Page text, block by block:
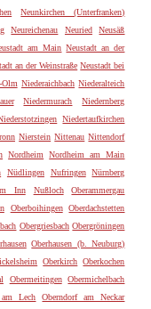
Neunkirchen (Unterfranken)
Neureichenau Neuried
Neusäß
am Main Neustadt an der
an der Weinstraße Neustadt bei
Olm Niederaichbach Niederalteich
Niedermurach
Niedernberg
Niedertaufkirchen
Nierstein Nittenau Nittendorf
Nordheim
Nordheim am Main
Nüdlingen Nufringen
Nürnberg
Inn Nußloch
Oberammergau
Oberboihingen
Oberdachstetten
Obergriesbach Obergröningen
Oberhausen (b. Neuburg)
Oberkirch Oberkochen
Obermeitingen
Obermichelbach
am Lech
Oberndorf am Neckar